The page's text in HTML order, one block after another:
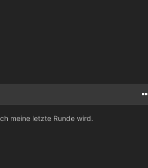
meine letzte Runde wird.